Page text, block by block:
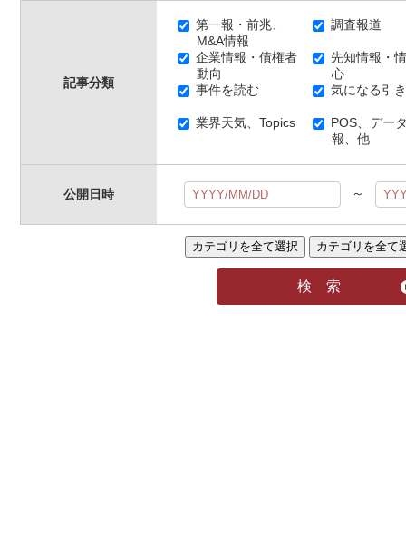
記事分類
第一報・前兆、
M&A情報
調査報道
企業情報・債権者
動向
先知情報・
心
事件を読む
気になる引
業界天気、Topics
POS、デー
報、他
公開日時 ～
カテゴリを全て選択 カテゴリを全て
検 索